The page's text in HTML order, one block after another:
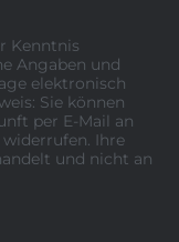
Kenntnis
Angaben und
elektronisch
per E-Mail an
widerrufen. Ihre
und nicht an